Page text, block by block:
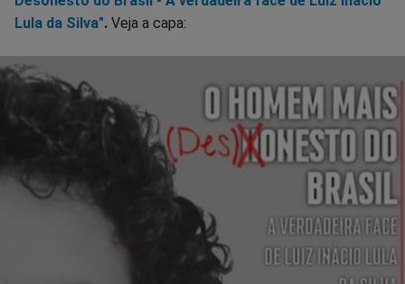
Lula da Silva". Veja a capa: